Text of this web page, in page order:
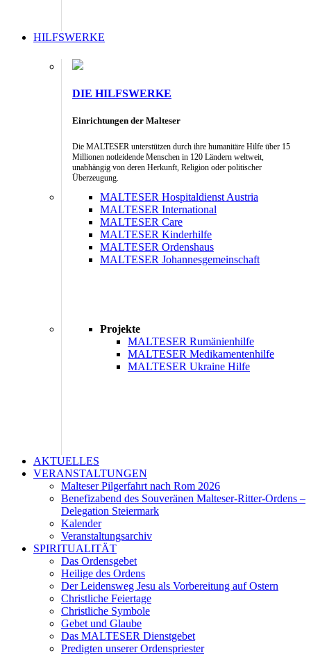
HILFSWERKE
DIE HILFSWERKE
Einrichtungen der Malteser
Die MALTESER unterstützen durch ihre humanitäre Hilfe über 15
Millionen notleidende Menschen in 120 Ländern weltweit,
unabhängig von deren Herkunft, Religion oder politischer
Überzeugung.
MALTESER Hospitaldienst Austria
MALTESER International
MALTESER Care
MALTESER Kinderhilfe
MALTESER Ordenshaus
MALTESER Johannesgemeinschaft
Projekte
MALTESER Rumänienhilfe
MALTESER Medikamentenhilfe
MALTESER Ukraine Hilfe
AKTUELLES
VERANSTALTUNGEN
Malteser Pilgerfahrt nach Rom 2026
Benefizabend des Souveränen Malteser-Ritter-Ordens –
Delegation Steiermark
Kalender
Veranstaltungsarchiv
SPIRITUALITÄT
Das Ordensgebet
Heilige des Ordens
Der Leidensweg Jesu als Vorbereitung auf Ostern
Christliche Feiertage
Christliche Symbole
Gebet und Glaube
Das MALTESER Dienstgebet
Predigten unserer Ordenspriester